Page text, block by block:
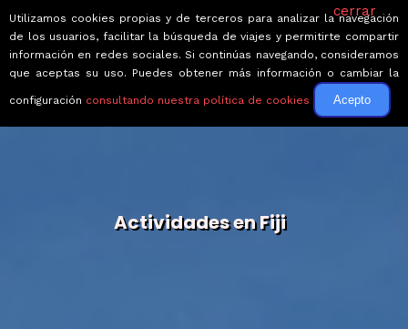
Actividades en Fiji
cerrar
Utilizamos cookies propias y de terceros para analizar la navegación
de los usuarios, facilitar la búsqueda de viajes y permitirte compartir
información en redes sociales. Si continúas navegando, consideramos
que aceptas su uso. Puedes obtener más información o cambiar la
configuración consultando nuestra política de cookies Acepto